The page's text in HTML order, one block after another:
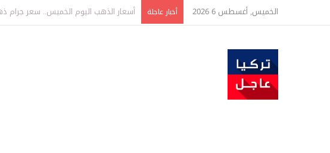
الخميس, أغسطس 6 2026 أخبار عاجلة تحذير بشأن أسعار الذهب.. بيانات